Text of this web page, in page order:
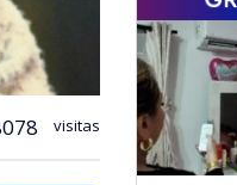
visitas